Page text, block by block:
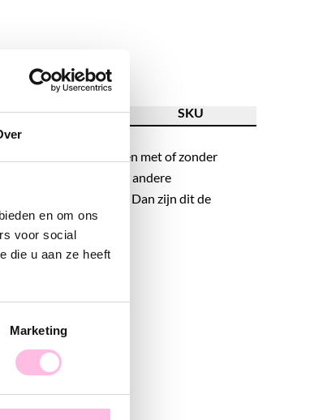
en om ons
voor social
die u aan ze heeft
Marketing
Kenmerk SKU
gedragen worden met of zonder
combineren met onze andere
fan van less is more? Dan zijn dit de
Let’s go and shop.